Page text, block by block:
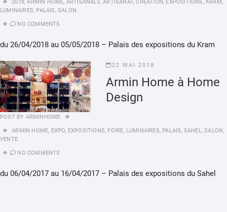
2018,ARMIN HOME, ARTISANALE,ARTISANAT,CREATION, EXPOSITIONS, KRAM,
LUMINAIRES, PALAIS,SALON
NO COMMENTS
du 26/04/2018 au 05/05/2018 – Palais des expositions du Kram
22 MAI 2018
Armin Home à Home
Design
POST BY ARMINHOME
ARMIN HOME, EXPO, EXPOSITIONS, FOIRE, LUMINAIRES, PALAIS, SAHEL,SALON,
VENTE
NO COMMENTS
du 06/04/2017 au 16/04/2017 – Palais des expositions du Sahel